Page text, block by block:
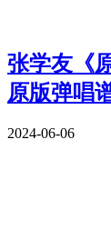
张学友《
原版弹唱
2024-06-06